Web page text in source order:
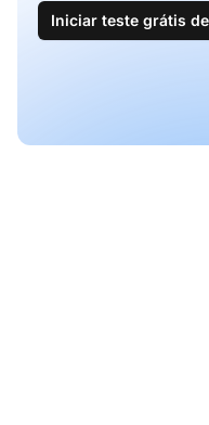
Iniciar teste grátis